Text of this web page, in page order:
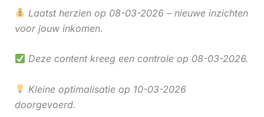
Laatst herzien op 08-03-2026 – nieuwe inzichten
voor jouw inkomen.
Deze content kreeg een controle op 08-03-2026.
Kleine optimalisatie op 10-03-2026
doorgevoerd.